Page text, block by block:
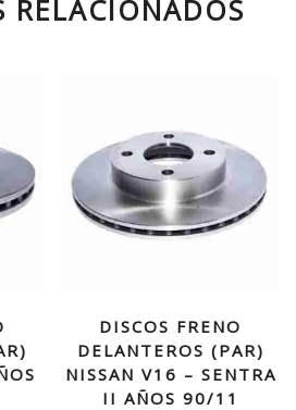
RELACIONADOS
DISCOS FRENO
DELANTEROS (PAR)
NISSAN V16 – SENTRA
II AÑOS 90/11